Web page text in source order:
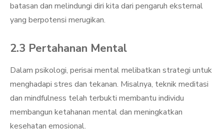
batasan dan melindungi diri kita dari pengaruh eksternal
yang berpotensi merugikan.
2.3 Pertahanan Mental
Dalam psikologi, perisai mental melibatkan strategi untuk
menghadapi stres dan tekanan. Misalnya, teknik meditasi
dan mindfulness telah terbukti membantu individu
membangun ketahanan mental dan meningkatkan
kesehatan emosional.